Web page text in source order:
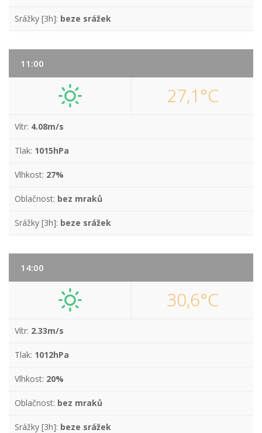
Srážky [3h]: beze srážek
11:00
27,1°C
Vítr: 4.08m/s
Tlak: 1015hPa
Vlhkost: 27%
Oblačnost: bez mraků
Srážky [3h]: beze srážek
14:00
30,6°C
Vítr: 2.33m/s
Tlak: 1012hPa
Vlhkost: 20%
Oblačnost: bez mraků
Srážky [3h]: beze srážek